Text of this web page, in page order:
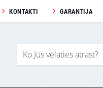
KONTAKTI GARANTIJA